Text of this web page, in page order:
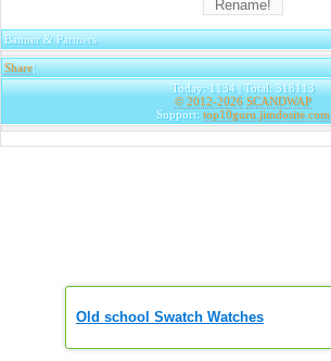
Banner & Partners
Share|
Today: 1134 | Total: 318113
© 2012-2026 SCANDWAP
Support: top10guru.jimdosite.com
Old school Swatch Watches